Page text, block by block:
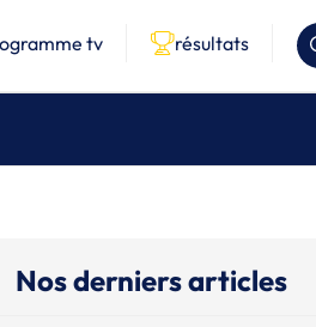
tv résultats
Nos derniers articles